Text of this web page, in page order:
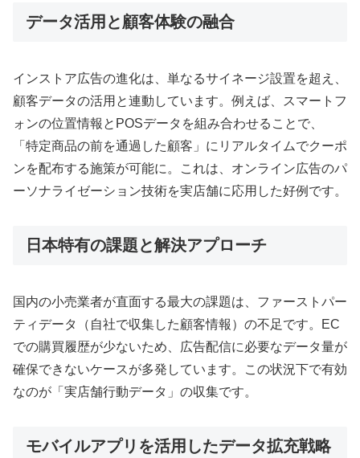
データ活用と顧客体験の融合
インストア広告の進化は、単なるサイネージ設置を超え、
顧客データの活用と連動しています。例えば、スマートフ
ォンの位置情報とPOSデータを組み合わせることで、
「特定商品の前を通過した顧客」にリアルタイムでクーポ
ンを配布する施策が可能に。これは、オンライン広告のパ
ーソナライゼーション技術を実店舗に応用した好例です。
日本特有の課題と解決アプローチ
国内の小売業者が直面する最大の課題は、ファーストパー
ティデータ（自社で収集した顧客情報）の不足です。EC
での購買履歴が少ないため、広告配信に必要なデータ量が
確保できないケースが多発しています。この状況下で有効
なのが「実店舗行動データ」の収集です。
モバイルアプリを活用したデータ拡充戦略